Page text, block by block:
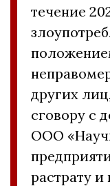
течение
других
сговору с
ООО
растрату